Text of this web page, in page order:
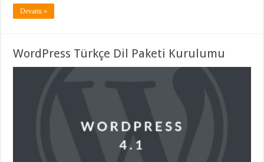
Devamı »
WordPress Türkçe Dil Paketi Kurulumu